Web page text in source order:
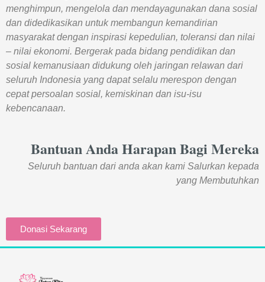
menghimpun, mengelola dan mendayagunakan dana sosial
dan didedikasikan untuk membangun kemandirian
masyarakat dengan inspirasi kepedulian, toleransi dan nilai
– nilai ekonomi. Bergerak pada bidang pendidikan dan
sosial kemanusiaan didukung oleh jaringan relawan dari
seluruh Indonesia yang dapat selalu merespon dengan
cepat persoalan sosial, kemiskinan dan isu-isu
kebencanaan.
Bantuan Anda Harapan Bagi Mereka
Seluruh bantuan dari anda akan kami Salurkan kepada
yang Membutuhkan
Donasi Sekarang